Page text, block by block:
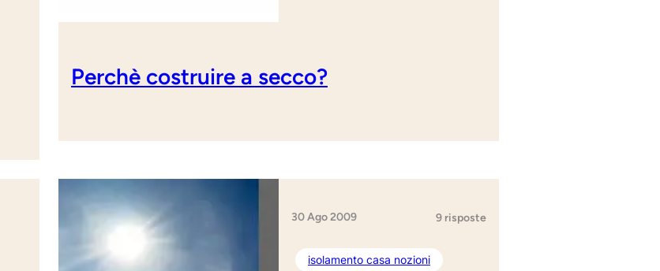
Perchè costruire a secco?
30 Ago 2009 9 risposte
isolamento casa nozioni